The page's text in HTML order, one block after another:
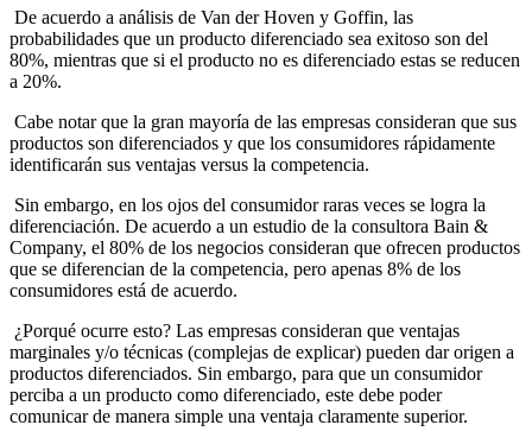
De acuerdo a análisis de Van der Hoven y Goffin, las
probabilidades que un producto diferenciado sea exitoso son del
80%, mientras que si el producto no es diferenciado estas se reducen
a 20%.
Cabe notar que la gran mayoría de las empresas consideran que sus
productos son diferenciados y que los consumidores rápidamente
identificarán sus ventajas versus la competencia.
Sin embargo, en los ojos del consumidor raras veces se logra la
diferenciación. De acuerdo a un estudio de la consultora Bain &
Company, el 80% de los negocios consideran que ofrecen productos
que se diferencian de la competencia, pero apenas 8% de los
consumidores está de acuerdo.
¿Porqué ocurre esto? Las empresas consideran que ventajas
marginales y/o técnicas (complejas de explicar) pueden dar origen a
productos diferenciados. Sin embargo, para que un consumidor
perciba a un producto como diferenciado, este debe poder
comunicar de manera simple una ventaja claramente superior.